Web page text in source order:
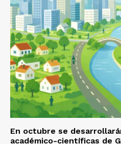
En octubre se
académico-científicas de